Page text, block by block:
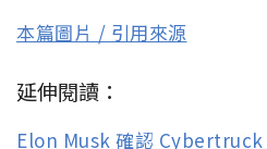
本篇圖片 / 引用來源
延伸閱讀：
Elon Musk 確認 Cybertruck